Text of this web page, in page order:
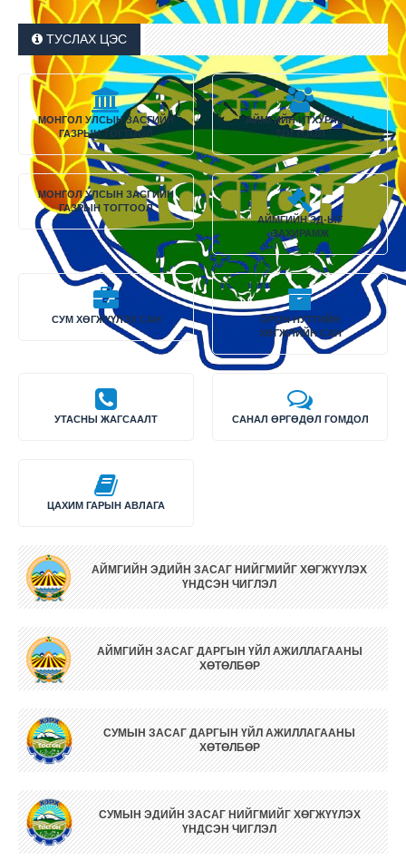
ТУСЛАХ ЦЭС
МОНГОЛ УЛСЫН ЗАСГИЙН
ГАЗРЫН ТОГТООЛ
АЙМГИЙН ИТХУРЛЫН
ТОГТООЛ
МОНГОЛ УЛСЫН ЗАСГИЙН
ГАЗРЫН ТОГТООЛ
АЙМГИЙН ЗД-ЫГ
ЗАХИРАМЖ
СУМ ХӨГЖҮҮЛЭХ САН
ОРОН НУТГИЙН
ХӨГЖЛИЙН САН
УТАСНЫ ЖАГСААЛТ САНАЛ ӨРГӨДӨЛ ГОМДОЛ
ЦАХИМ ГАРЫН АВЛАГА
АЙМГИЙН ЭДИЙН ЗАСАГ НИЙГМИЙГ ХӨГЖҮҮЛЭХ
ҮНДСЭН ЧИГЛЭЛ
АЙМГИЙН ЗАСАГ ДАРГЫН ҮЙЛ АЖИЛЛАГААНЫ
ХӨТӨЛБӨР
СУМЫН ЗАСАГ ДАРГЫН ҮЙЛ АЖИЛЛАГААНЫ
ХӨТӨЛБӨР
СУМЫН ЭДИЙН ЗАСАГ НИЙГМИЙГ ХӨГЖҮҮЛЭХ
ҮНДСЭН ЧИГЛЭЛ